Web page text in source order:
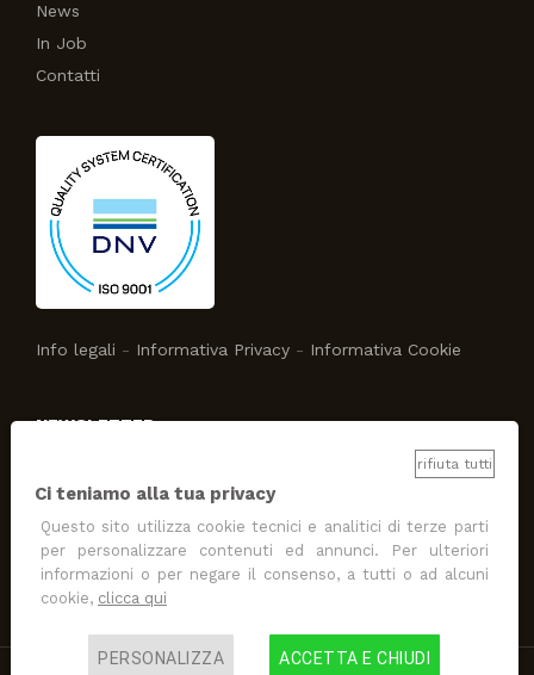
News
In Job
Contatti
Info legali - Informativa Privacy - Informativa Cookie
NEWSLETTER
Iscriviti alla newsletter e tieniti informato con Studio
ISCRIVITI
consento al trattamento per finalità di promozione e
rifiuta tutti
Ci teniamo alla tua privacy
Questo sito utilizza cookie tecnici e analitici di terze parti
per personalizzare contenuti ed annunci. Per ulteriori
informazioni o per negare il consenso, a tutti o ad alcuni
cookie, clicca qui
PERSONALIZZA ACCETTA E CHIUDI